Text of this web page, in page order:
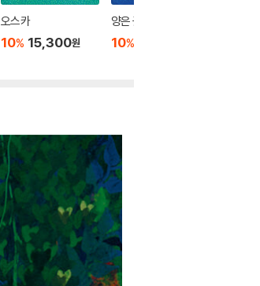
오스카
10% 15,300원
양은 꽃을 세지
10%